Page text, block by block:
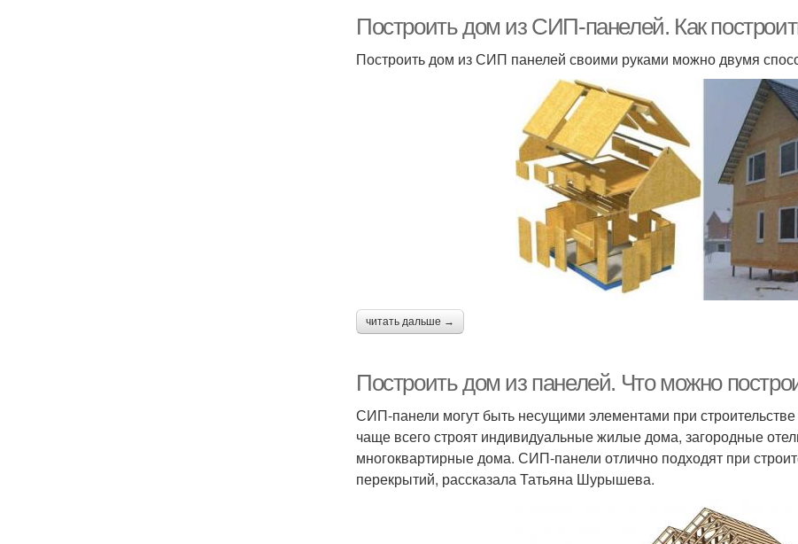
Построить дом из СИП-панелей. Как
Построить дом из СИП панелей своими руками можно двумя
читать дальше →
Построить дом из панелей. Что можно
СИП-панели могут быть несущими элементами при
чаще всего строят индивидуальные жилые дома, загородные
многоквартирные дома. СИП-панели отлично подходят при
перекрытий, рассказала Татьяна Шурышева.